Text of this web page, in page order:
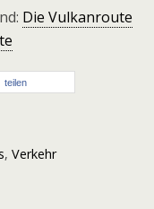
Die Vulkanroute
teilen
, Verkehr